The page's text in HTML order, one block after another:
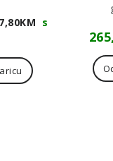
KM Trenutna
107,80KM.
s